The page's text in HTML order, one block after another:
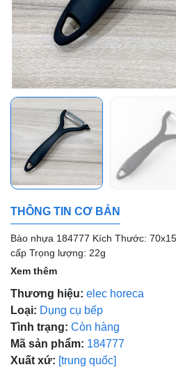
THÔNG TIN CƠ BẢN
Bào nhựa 184777 Kích Thước:
cấp Trọng lượng: 22g
Xem thêm
Thương hiệu: elec horeca
Loại: Dụng cụ bếp
Tình trạng: Còn hàng
Mã sản phẩm: 184777
Xuất xứ: [trung quốc]
Điều kiện: